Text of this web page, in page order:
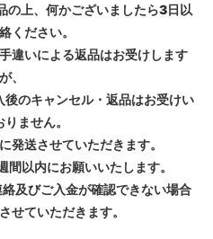
の上、何かございましたら3日以
ください。
違いによる返品はお受けします
が、
のキャンセル・返品はお受けい
ません。
発送させていただきます。
間以内にお願いいたします。
及びご入金が確認できない場合
せていただきます。